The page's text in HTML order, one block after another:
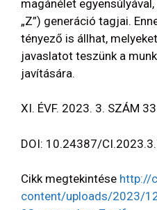
magánélet
„Z”) generáció tagjai.
tényező is állhat,
javaslatot teszünk a
javítására.
XI. ÉVF. 2023. 3. SZÁM
DOI: 10.24387/
Cikk megtekintése http://
content/uploads/2023/